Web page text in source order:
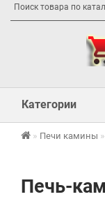
Категории
Печи камины
Печь-